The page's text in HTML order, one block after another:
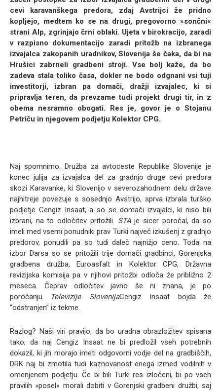
cevi karavanškega predora, zdaj Avstrijci že pridno
kopljejo, medtem ko se na drugi, pregovorno »sončni«
strani Alp, zgrinjajo črni oblaki. Ujeta v birokracijo, zaradi
v razpisno dokumentacijo zaradi pritožb na izbranega
izvajalca zakopanih uradnikov, Slovenija še čaka, da bi na
Hrušici zabrneli gradbeni stroji. Vse bolj kaže, da bo
zadeva stala toliko časa, dokler ne bodo odgnani vsi tuji
investitorji, izbran pa domači, dražji izvajalec, ki si
pripravlja teren, da prevzame tudi projekt drugi tir, in z
obema nesramno obogati. Res je, govor je o Stojanu
Petriču in njegovem podjetju Kolektor CPG.
Naj spomnimo. Družba za avtoceste Republike Slovenije je
konec julija za izvajalca del za gradnjo druge cevi predora
skozi Karavanke, ki Slovenijo v severozahodnem delu države
najhitreje povezuje s sosednjo Avstrijo, sprva izbrala turško
podjetje Cengiz Insaat, a so se domači izvajalci, ki niso bili
izbrani, na to odločitev pritožili. STAje sicer poročal, da so
imeli med vsemi ponudniki prav Turki največ izkušenj z gradnjo
predorov, ponudili pa so tudi daleč najnižjo ceno. Toda na
izbor Darsa so se pritožili trije domači gradbinci, Gorenjska
gradbena družba, Euroasfalt in Kolektor CPG, Državna
revizijska komisija pa v njihovi pritožbi odloča že približno 2
meseca. Čeprav odločitev javno še ni znana, je po
poročanju
Televizije SlovenijaCengiz Insaat bojda že
“odstranjen” iz tekme.
Razlog? Naši viri pravijo, da bo uradna obrazložitev spisana
tako, da naj Cengiz Insaat ne bi predložil vseh potrebnih
dokazil, ki jih morajo imeti odgovorni vodje del na gradbiščih,
DRK naj bi zmotila tudi kaznovanost enega izmed vodilnih v
omenjenem podjetju. Če bi bili Turki res izločeni, bi po vseh
pravilih »posel« morali dobiti v Gorenjski gradbeni družbi, saj